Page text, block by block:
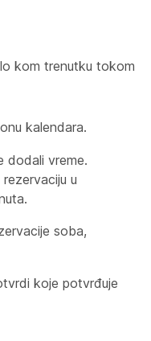
kom trenutku tokom
kalendara.
dodali vreme.
u
soba,
koje potvrđuje